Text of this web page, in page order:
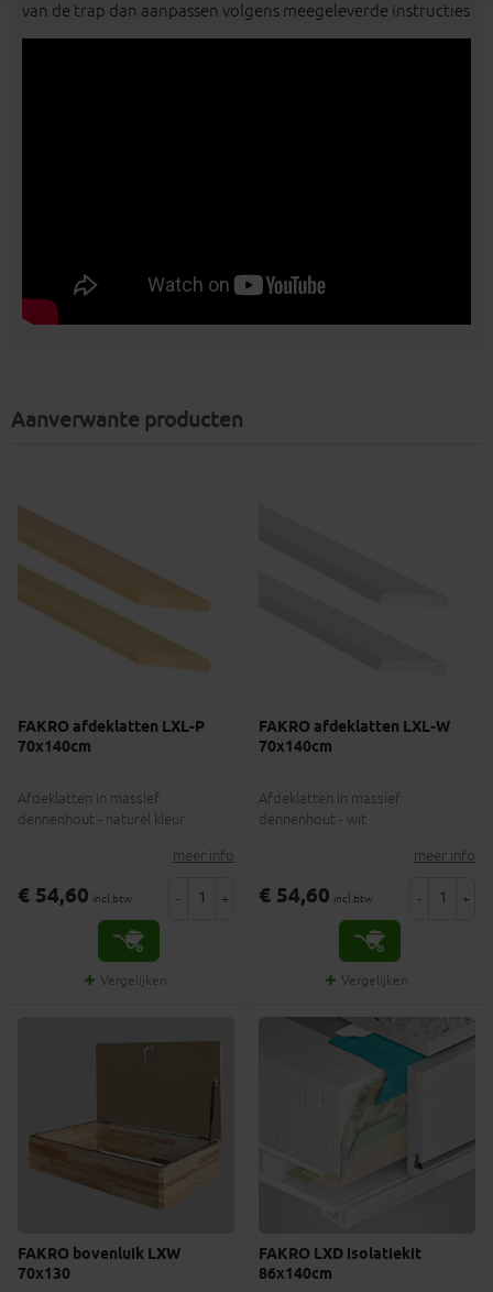
van de trap dan aanpassen volgens meegeleverde instructies
Aanverwante producten
FAKRO afdeklatten LXL-P
70x140cm
Afdeklatten in massief
dennenhout - naturel kleur
meer info
€ 54,60 incl.btw - +
Vergelijken
FAKRO afdeklatten LXL-W
70x140cm
Afdeklatten in massief
dennenhout - wit
meer info
€ 54,60 incl.btw - +
Vergelijken
FAKRO bovenluik LXW
70x130
FAKRO LXD isolatiekit
86x140cm